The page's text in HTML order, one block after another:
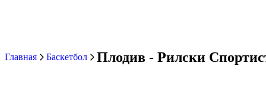
Главная Баскетбол Плодив - Рилски